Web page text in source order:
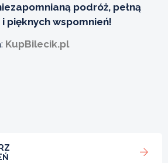
podróż, pełną
pięknych wspomnień!
KupBilecik.pl